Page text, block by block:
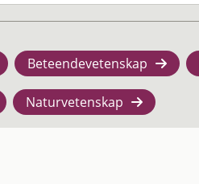
Beteendevetenskap
Naturvetenskap